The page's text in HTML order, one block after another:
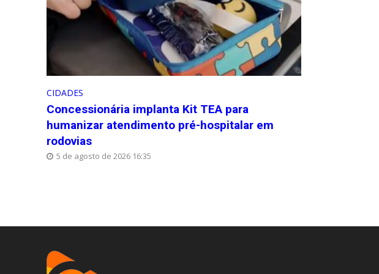
CIDADES
Concessionária implanta Kit TEA para
humanizar atendimento pré-hospitalar em
rodovias
5 de agosto de 2026 16:35